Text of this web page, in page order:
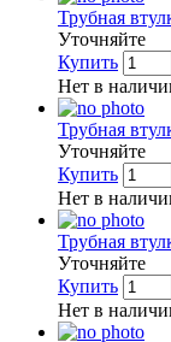
Трубная
Уточняйте
Купить
Нет в
Трубная
Уточняйте
Купить
Нет в
Трубная
Уточняйте
Купить
Нет в